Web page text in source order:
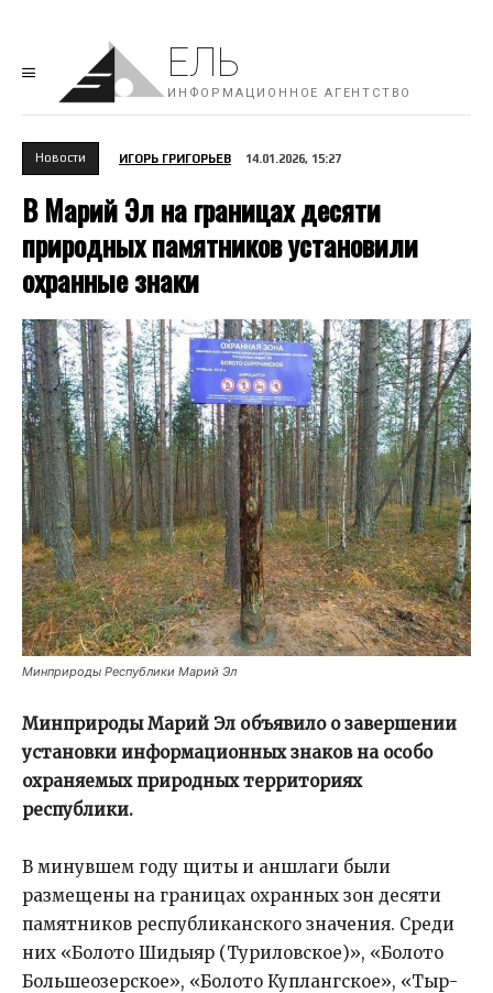
ЕЛЬ
ИНФОРМАЦИОННОЕ АГЕНТСТВО
Новости ИГОРЬ ГРИГОРЬЕВ 14.01.2026, 15:27
В Марий Эл на границах десяти
природных памятников установили
охранные знаки
Минприроды Республики Марий Эл
Минприроды Марий Эл объявило о завершении
установки информационных знаков на особо
охраняемых природных территориях
республики.
В минувшем году щиты и аншлаги были
размещены на границах охранных зон десяти
памятников республиканского значения. Среди
них «Болото Шидыяр (Туриловское)», «Болото
Большеозерское», «Болото Куплангское», «Тыр-